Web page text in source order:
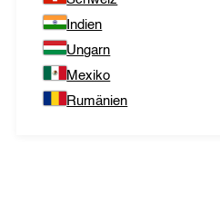
Indien
Ungarn
Mexiko
Rumänien